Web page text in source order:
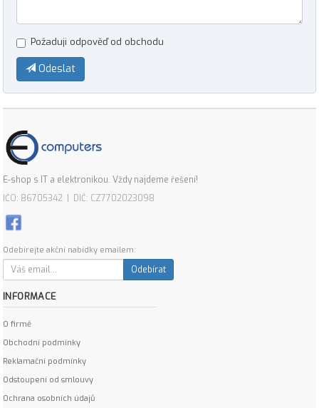
Požaduji odpověď od obchodu
Odeslat
E-shop s IT a elektronikou. Vždy najdeme řešení!
IČO: 86705342 | DIČ: CZ7702023098
Odebírejte akční nabídky emailem:
Odebírat
INFORMACE
O firmě
Obchodní podmínky
Reklamační podmínky
Odstoupení od smlouvy
Ochrana osobních údajů